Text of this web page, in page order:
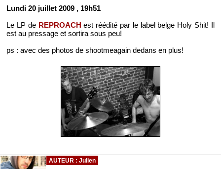
Lundi 20 juillet 2009 , 19h51
Le LP de REPROACH est réédité par le label belge Holy Shit! Il
est au pressage et sortira sous peu!
ps : avec des photos de shootmeagain dedans en plus!
AUTEUR : Julien